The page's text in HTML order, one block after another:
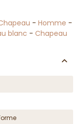
- Homme -
blanc - Chapeau